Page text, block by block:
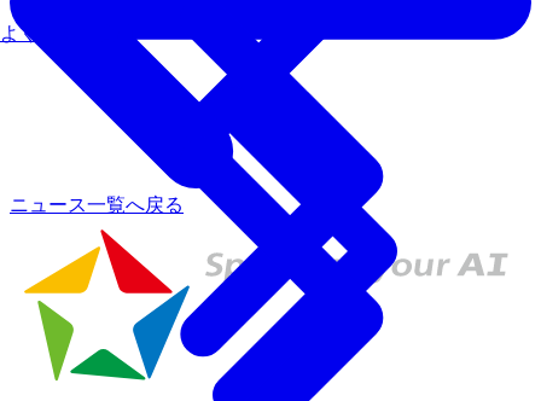
よくあるご質問
ニュース一覧へ戻る